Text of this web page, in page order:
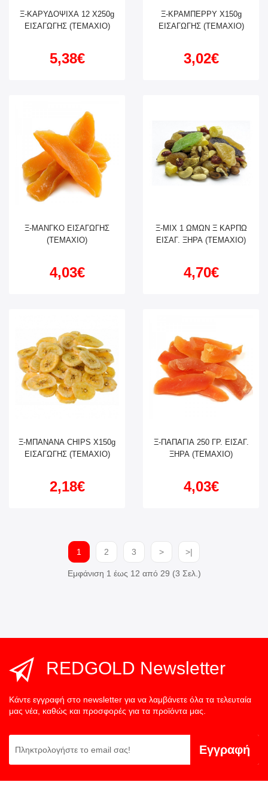
Ξ-ΚΑΡΥΔΟΨΙΧΑ 12 X250g
ΕΙΣΑΓΩΓΗΣ (ΤΕΜΑΧΙΟ)
5,38€
Ξ-ΚΡΑΜΠΕΡΡΥ X150g
ΕΙΣΑΓΩΓΗΣ (ΤΕΜΑΧΙΟ)
3,02€
Ξ-ΜΑΝΓΚΟ ΕΙΣΑΓΩΓΗΣ
(ΤΕΜΑΧΙΟ)
4,03€
Ξ-ΜΙΧ 1 ΩΜΩΝ Ξ ΚΑΡΠΩ
ΕΙΣΑΓ. ΞΗΡΑ (ΤΕΜΑΧΙΟ)
4,70€
Ξ-ΜΠΑΝΑΝΑ CHIPS X150g
ΕΙΣΑΓΩΓΗΣ (ΤΕΜΑΧΙΟ)
2,18€
Ξ-ΠΑΠΑΓΙΑ 250 ΓΡ. ΕΙΣΑΓ.
ΞΗΡΑ (ΤΕΜΑΧΙΟ)
4,03€
1 2 3 > >|
Εμφάνιση 1 έως 12 από 29 (3 Σελ.)
REDGOLD Newsletter
Κάντε εγγραφή στο newsletter για να λαμβάνετε όλα τα τελευταία
μας νέα, καθώς και προσφορές για τα προϊόντα μας.
Εγγραφή